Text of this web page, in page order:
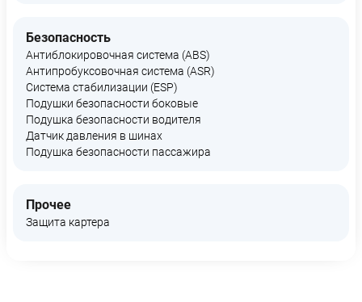
Безопасность
Антиблокировочная система (ABS)
Антипробуксовочная система (ASR)
Система стабилизации (ESP)
Подушки безопасности боковые
Подушка безопасности водителя
Датчик давления в шинах
Подушка безопасности пассажира
Прочее
Защита картера